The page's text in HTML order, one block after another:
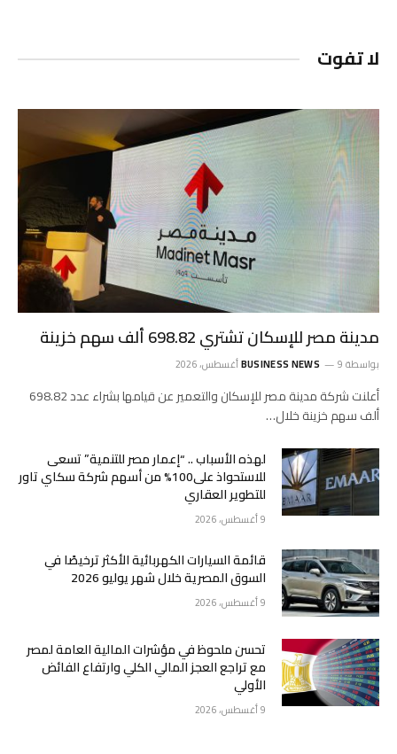
لا تفوت
مدينة مصر للإسكان تشتري 698.82 ألف سهم خزينة
بواسطة BUSINESS NEWS 9 أغسطس، 2026
أعلنت شركة مدينة مصر للإسكان والتعمير عن قيامها بشراء عدد 698.82
ألف سهم خزينة خلال…
لهذه الأسباب .. “إعمار مصر للتنمية” تسعى
للاستحواذ على100% من أسهم شركة سكاي تاور
للتطوير العقاري
9 أغسطس، 2026
قائمة السيارات الكهربائية الأكثر ترخيصًا في
السوق المصرية خلال شهر يوليو 2026
9 أغسطس، 2026
تحسن ملحوظ في مؤشرات المالية العامة لمصر
مع تراجع العجز المالي الكلي وارتفاع الفائض
الأولي
9 أغسطس، 2026